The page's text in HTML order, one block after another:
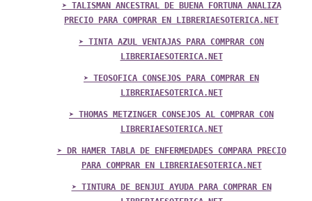
➤ TALISMAN ANCESTRAL DE BUENA FORTUNA ANALIZA
PRECIO PARA COMPRAR EN LIBRERIAESOTERICA.NET
➤ TINTA AZUL VENTAJAS PARA COMPRAR CON
LIBRERIAESOTERICA.NET
➤ TEOSOFICA CONSEJOS PARA COMPRAR EN
LIBRERIAESOTERICA.NET
➤ THOMAS METZINGER CONSEJOS AL COMPRAR CON
LIBRERIAESOTERICA.NET
➤ DR HAMER TABLA DE ENFERMEDADES COMPARA PRECIO
PARA COMPRAR EN LIBRERIAESOTERICA.NET
➤ TINTURA DE BENJUI AYUDA PARA COMPRAR EN